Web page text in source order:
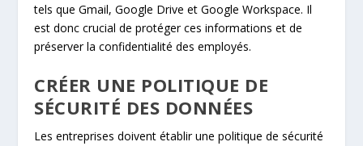
tels que Gmail, Google Drive et Google Workspace. Il
est donc crucial de protéger ces informations et de
préserver la confidentialité des employés.
CRÉER UNE POLITIQUE DE
SÉCURITÉ DES DONNÉES
Les entreprises doivent établir une politique de sécurité